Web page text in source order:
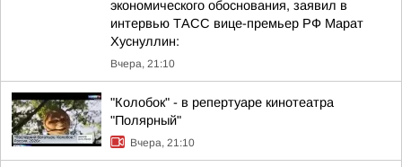
экономического обоснования, заявил в
интервью ТАСС вице-премьер РФ Марат
Хуснуллин:
Вчера, 21:10
"Колобок" - в репертуаре кинотеатра
"Полярный"
Вчера, 21:10